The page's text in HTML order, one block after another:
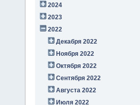
2024
2023
2022
Декабря 2022
Ноября 2022
Октября 2022
Сентября 2022
Августа 2022
Июля 2022